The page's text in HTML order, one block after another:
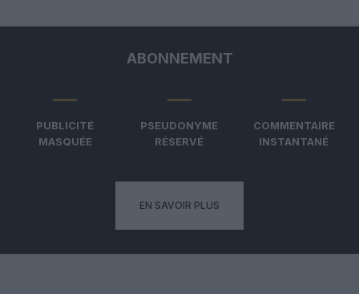
ABONNEMENT
PUBLICITÉ
MASQUÉE
PSEUDONYME
RÉSERVÉ
COMMENTAIRE
INSTANTANÉ
EN SAVOIR PLUS